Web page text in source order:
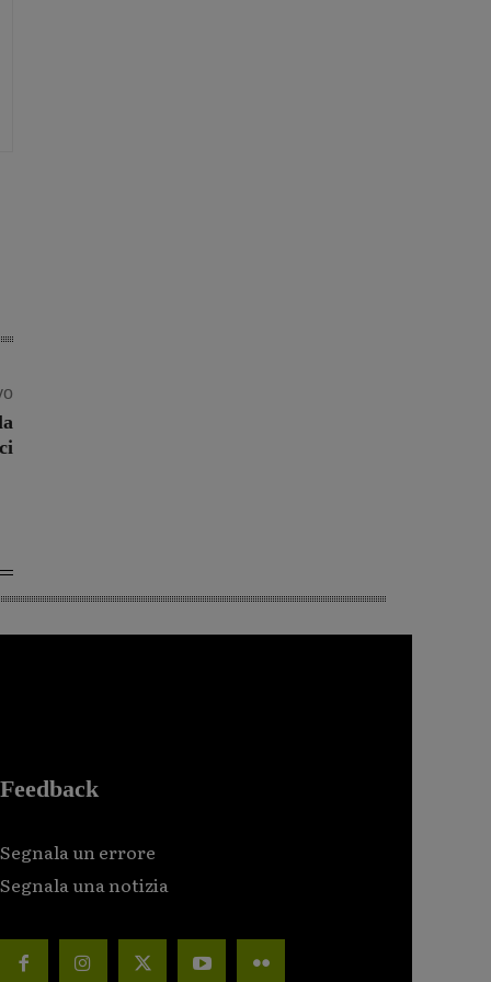
Feedback
Segnala un errore
Segnala una notizia